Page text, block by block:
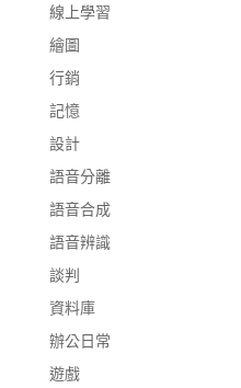
線上學習
繪圖
行銷
記憶
設計
語音分離
語音合成
語音辨識
談判
資料庫
辦公日常
遊戲